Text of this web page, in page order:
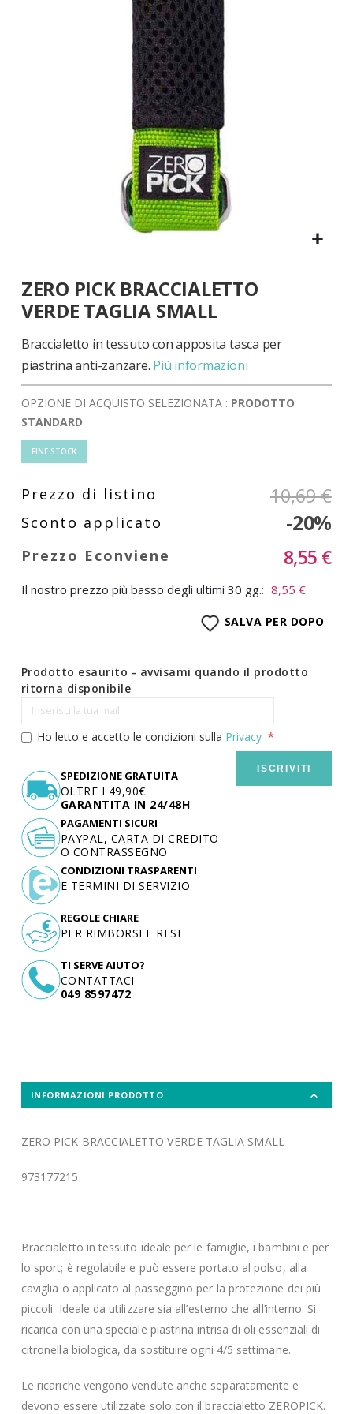
all'inizio
della
galleria
di
immagini
ZERO PICK BRACCIALETTO
VERDE TAGLIA SMALL
Braccialetto in tessuto con apposita tasca per
piastrina anti-zanzare. Più informazioni
OPZIONE DI ACQUISTO SELEZIONATA : PRODOTTO
STANDARD
FINE STOCK
10,69 €
-20%
8,55 €
Il nostro prezzo più basso degli ultimi 30 gg.: 8,55 €
SALVA PER DOPO
Prodotto esaurito - avvisami quando il prodotto
ritorna disponibile
Ho letto e accetto le condizioni sulla Privacy
ISCRIVITI
SPEDIZIONE GRATUITA
OLTRE I 49,90€
GARANTITA IN 24/48H
TI SERVE AIUTO?
CONTATTACI
049 8597472
PAGAMENTI SICURI
PAYPAL, CARTA DI CREDITO
O CONTRASSEGNO
CONDIZIONI TRASPARENTI
E TERMINI DI SERVIZIO
REGOLE CHIARE
PER RIMBORSI E RESI
INFORMAZIONI PRODOTTO
ZERO PICK BRACCIALETTO VERDE TAGLIA SMALL
973177215
Braccialetto in tessuto ideale per le famiglie, i bambini e per
lo sport; è regolabile e può essere portato al polso, alla
caviglia o applicato al passeggino per la protezione dei più
piccoli. Ideale da utilizzare sia all’esterno che all’interno. Si
ricarica con una speciale piastrina intrisa di oli essenziali di
citronella biologica, da sostituire ogni 4/5 settimane.
Le ricariche vengono vendute anche separatamente e
devono essere utilizzate solo con il braccialetto ZEROPICK.